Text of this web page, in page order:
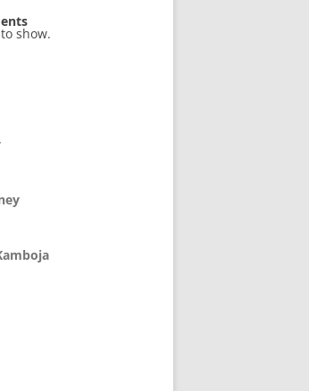
show.